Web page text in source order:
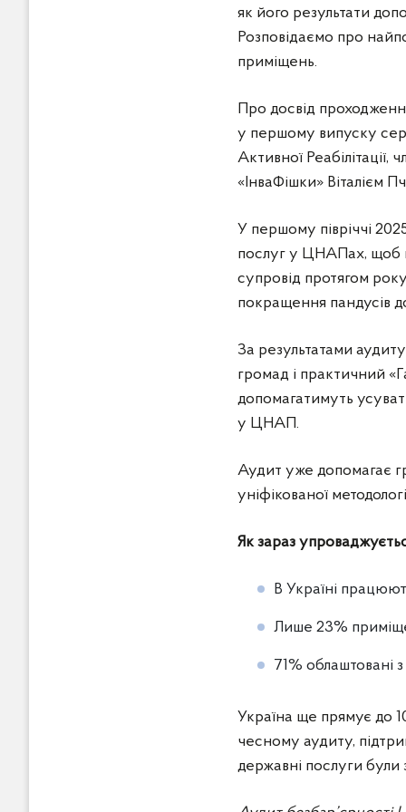
як його результати
Розповідаємо про
приміщень.
Про досвід
у першому випуску
Активної
«ІнваФішки» Віталієм
У першому півріччі
послуг у ЦНАПах, щоб
супровід протягом
покращення пандусів
За результатами
громад і практичний
допомагатимуть
у ЦНАП.
Аудит уже допомагає
уніфікованої
Як зараз
В Україні
Лише 23%
71% облаштовані
Україна ще прямує до
чесному аудиту,
державні послуги були